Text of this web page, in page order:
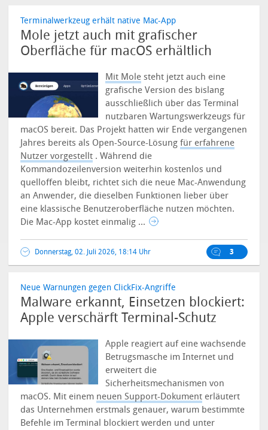
Terminalwerkzeug erhält native Mac-App
Mole jetzt auch mit grafischer
Oberfläche für macOS erhältlich
Mit Mole steht jetzt auch eine
grafische Version des bislang
ausschließlich über das Terminal
nutzbaren Wartungswerkzeugs für
macOS bereit. Das Projekt hatten wir Ende vergangenen
Jahres bereits als Open-Source-Lösungfür erfahrene
Nutzer vorgestellt .Während die
Kommandozeilenversion weiterhin kostenlos und
quelloffen bleibt, richtet sich die neue Mac-Anwendung
an Anwender, die dieselben Funktionen lieber über
eine klassische Benutzeroberfläche nutzen möchten.
Die Mac-App kostet einmalig ...
Donnerstag, 02. Juli 2026, 18:14 Uhr 3
Neue Warnungen gegen ClickFix-Angriffe
Malware erkannt, Einsetzen blockiert:
Apple verschärft Terminal-Schutz
Apple reagiert auf eine wachsende
Betrugsmasche im Internet und
erweitert die
Sicherheitsmechanismen von
macOS. Mit einem neuen Support-Dokument erläutert
das Unternehmen erstmals genauer, warum bestimmte
Befehle im Terminal blockiert werden und unter